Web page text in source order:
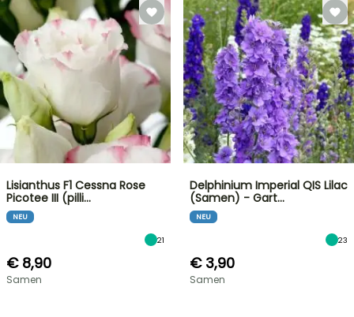
Lisianthus F1 Cessna Rose
Picotee III (pilli…
NEU
21
€ 8,90
Samen
Delphinium Imperial QIS Lilac
(Samen) - Gart…
NEU
23
€ 3,90
Samen